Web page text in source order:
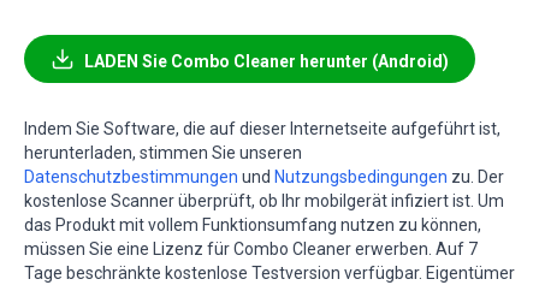
LADEN Sie Combo Cleaner herunter (Android)
Indem Sie Software, die auf dieser Internetseite aufgeführt ist,
herunterladen, stimmen Sie unseren
Datenschutzbestimmungen und Nutzungsbedingungen zu. Der
kostenlose Scanner überprüft, ob Ihr mobilgerät infiziert ist. Um
das Produkt mit vollem Funktionsumfang nutzen zu können,
müssen Sie eine Lizenz für Combo Cleaner erwerben. Auf 7
Tage beschränkte kostenlose Testversion verfügbar. Eigentümer